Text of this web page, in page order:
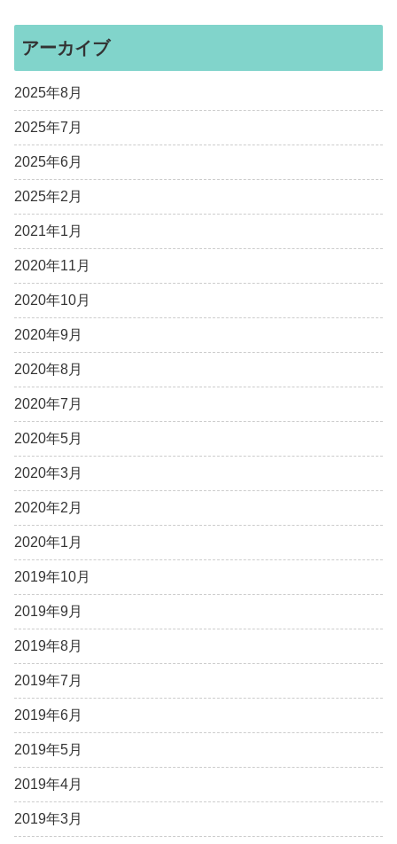
アーカイブ
2025年8月
2025年7月
2025年6月
2025年2月
2021年1月
2020年11月
2020年10月
2020年9月
2020年8月
2020年7月
2020年5月
2020年3月
2020年2月
2020年1月
2019年10月
2019年9月
2019年8月
2019年7月
2019年6月
2019年5月
2019年4月
2019年3月